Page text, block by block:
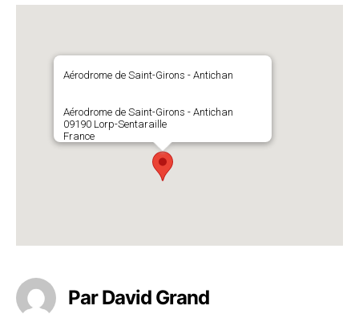
Aérodrome de Saint-Girons - Antichan
Aérodrome de Saint-Girons - Antichan
09190 Lorp-Sentaraille
France
Par David Grand